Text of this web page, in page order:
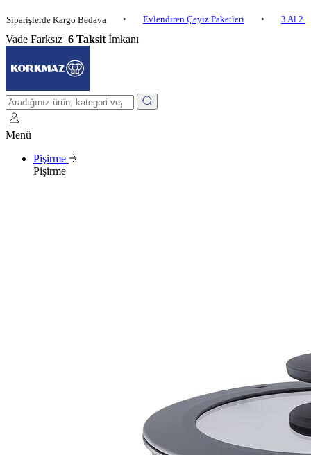
Kargo Bedava • Evlendiren Çeyiz Paketleri • 3 Al 2 Öde
Vade Farksız 6 Taksit İmkanı
Menü
Pişirme
Pişirme